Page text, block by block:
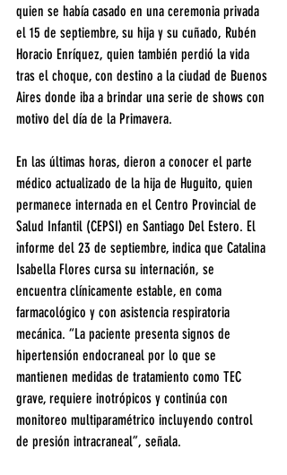
quien se había casado en una ceremonia privada
el 15 de septiembre, su hija y su cuñado, Rubén
Horacio Enríquez, quien también perdió la vida
tras el choque, con destino a la ciudad de Buenos
Aires donde iba a brindar una serie de shows con
motivo del día de la Primavera.
En las últimas horas, dieron a conocer el parte
médico actualizado de la hija de Huguito, quien
permanece internada en el Centro Provincial de
Salud Infantil (CEPSI) en Santiago Del Estero. El
informe del 23 de septiembre, indica que Catalina
Isabella Flores cursa su internación, se
encuentra clínicamente estable, en coma
farmacológico y con asistencia respiratoria
mecánica. “La paciente presenta signos de
hipertensión endocraneal por lo que se
mantienen medidas de tratamiento como TEC
grave, requiere inotrópicos y continúa con
monitoreo multiparamétrico incluyendo control
de presión intracraneal”, señala.